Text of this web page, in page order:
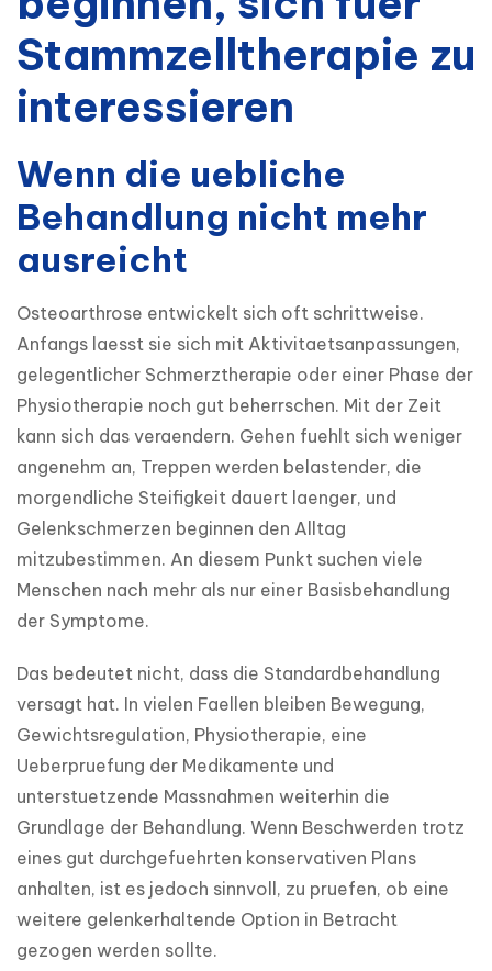
Stammzelltherapie zu
interessieren
Wenn die uebliche
Behandlung nicht mehr
ausreicht
Osteoarthrose entwickelt sich oft schrittweise.
Anfangs laesst sie sich mit Aktivitaetsanpassungen,
gelegentlicher Schmerztherapie oder einer Phase der
Physiotherapie noch gut beherrschen. Mit der Zeit
kann sich das veraendern. Gehen fuehlt sich weniger
angenehm an, Treppen werden belastender, die
morgendliche Steifigkeit dauert laenger, und
Gelenkschmerzen beginnen den Alltag
mitzubestimmen. An diesem Punkt suchen viele
Menschen nach mehr als nur einer Basisbehandlung
der Symptome.
Das bedeutet nicht, dass die Standardbehandlung
versagt hat. In vielen Faellen bleiben Bewegung,
Gewichtsregulation, Physiotherapie, eine
Ueberpruefung der Medikamente und
unterstuetzende Massnahmen weiterhin die
Grundlage der Behandlung. Wenn Beschwerden trotz
eines gut durchgefuehrten konservativen Plans
anhalten, ist es jedoch sinnvoll, zu pruefen, ob eine
weitere gelenkerhaltende Option in Betracht
gezogen werden sollte.